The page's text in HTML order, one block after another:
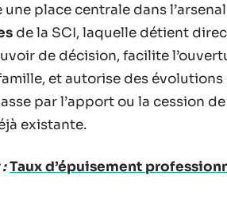
une place centrale dans
de la SCI, laquelle détient
de décision, facilite
et autorise des
par l’apport ou la cession
existante.
Taux d’épuisement